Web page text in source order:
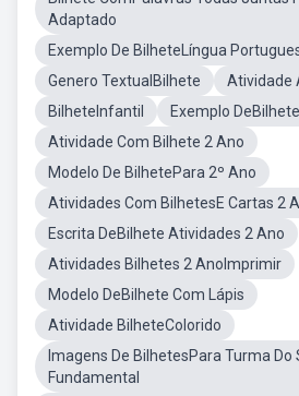
Adaptado
Exemplo De BilheteLíngua
Genero TextualBilhete
Atividade
BilheteInfantil
Exemplo
Atividade Com Bilhete 2 Ano
Modelo De BilhetePara 2º Ano
Atividades Com BilhetesE Cartas 2
Escrita DeBilhete Atividades 2 Ano
Atividades Bilhetes 2 AnoImprimir
Modelo DeBilhete Com Lápis
Atividade BilheteColorido
Imagens De BilhetesPara Turma Do
Fundamental